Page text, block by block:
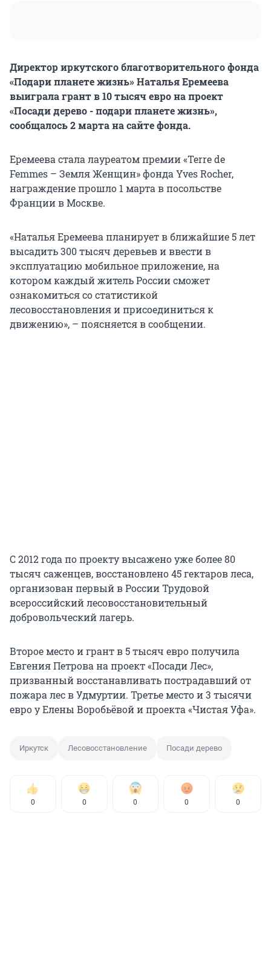
Директор иркутского благотворительного фонда
«Подари планете жизнь» Наталья Еремеева
выиграла грант в 10 тысяч евро на проект
«Посади дерево - подари планете жизнь»,
сообщалось 2 марта на сайте фонда.
Еремеева стала лауреатом премии «Terre de
Femmes – Земля Женщин» фонда Yves Rocher,
награждение прошло 1 марта в посольстве
Франции в Москве.
«Наталья Еремеева планирует в ближайшие 5 лет
высадить 300 тысяч деревьев и ввести в
эксплуатацию мобильное приложение, на
котором каждый житель России сможет
ознакомиться со статистикой
лесовосстановления и присоединиться к
движению», – поясняется в сообщении.
С 2012 года по проекту высажено уже более 80
тысяч саженцев, восстановлено 45 гектаров леса,
организован первый в России Трудовой
всероссийский лесовосстановительный
добровольческий лагерь.
Второе место и грант в 5 тысяч евро получила
Евгения Петрова на проект «Посади Лес»,
призванный восстанавливать пострадавший от
пожара лес в Удмуртии. Третье место и 3 тысячи
евро у Елены Воробьёвой и проекта «Чистая Уфа».
Иркутск Лесовосстановление Посади дерево
0 0 0 0 0